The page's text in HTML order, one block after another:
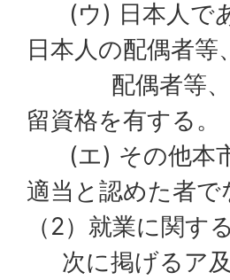
(ウ) 日本人であ
日本人の配偶者等
配偶者等、定
留資格を有する。
(エ) その他本市
適当と認めた者で
（2）就業に関す
次に掲げるア及